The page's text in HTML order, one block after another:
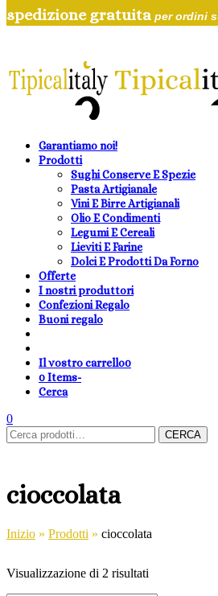
spedizione gratuita per ordini
Garantiamo noi!
Prodotti
Sughi Conserve E Spezie
Pasta Artigianale
Vini E Birre Artigianali
Olio E Condimenti
Legumi E Cereali
Lieviti E Farine
Dolci E Prodotti Da Forno
Offerte
I nostri produttori
Confezioni Regalo
Buoni regalo
Il vostro carrello0
0 Items-
Cerca
0shopping-
basket
Area
Clienti
search
cambia
lingua
Carrello
Cerca: CERCA
cioccolata
Inizio » Prodotti » cioccolata
Visualizzazione di 2 risultati